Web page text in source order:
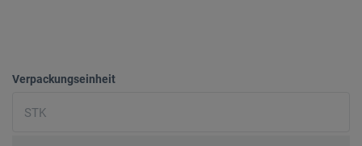
Verpackungseinheit